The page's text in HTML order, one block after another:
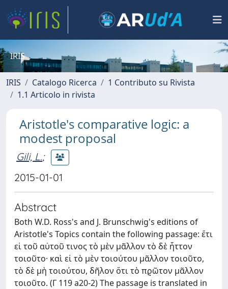
IRIS
IRIS Catalogo Ricerca
1 Contributo su Rivista
1.1 Articolo in rivista
Aristotle's comparative logic: a
modest proposal
Gili, L.;
2015-01-01
Abstract
Both W.D. Ross's and J. Brunschwig's editions of
Aristotle's Topics contain the following passage: ἔτι
εἰ τοῦ αὐτοῦ τινος τὸ μὲν μᾶλλον τὸ δὲ ἧττον
τοιοῦτο· καὶ εἰ τὸ μὲν τοιούτου μᾶλλον τοιοῦτο,
τὸ δὲ μὴ τοιούτου, δῆλον ὅτι τὸ πϱῶτον μᾶλλον
τοιοῦτο. (Γ 119 a20-2) The passage is translated in